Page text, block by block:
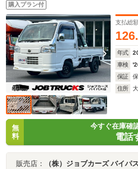
おり縞板カバー 社外シフト
Bluetooth ドアバイザー
購入プラン付
支払総
126.
年式
車検
保証
住所
無
料
今すぐ在庫確
電話
販売店： （株）ジョブカーズ バイパ